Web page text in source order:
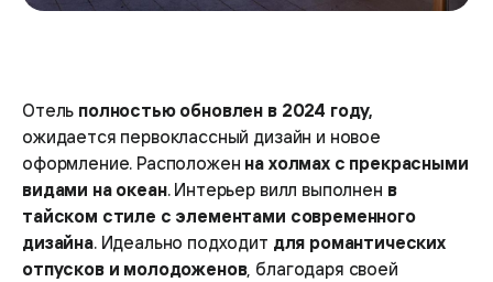
Отель полностью обновлен в 2024 году,
ожидается первоклассный дизайн и новое
оформление. Расположен на холмах с прекрасными
видами на океан. Интерьер вилл выполнен в
тайском стиле с элементами современного
дизайна. Идеально подходит для романтических
отпусков и молодоженов, благодаря своей